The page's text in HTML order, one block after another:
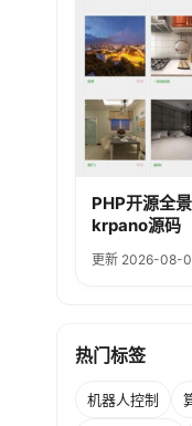
PHP开源全
krpano源码
更新 2026-08-
热门标签
机器人控制